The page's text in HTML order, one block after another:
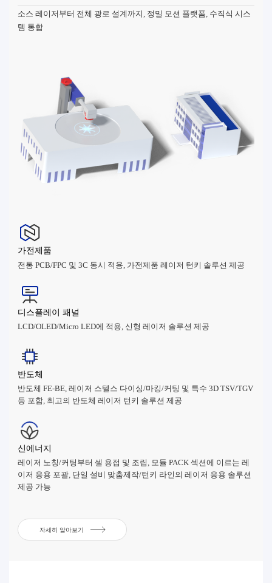
소스 레이저부터 전체 광로 설계까지, 정밀 모션 플랫폼, 수직식 시스
템 통합
가전제품
전통 PCB/FPC 및 3C 동시 적용, 가전제품 레이저 턴키 솔루션 제공
디스플레이 패널
LCD/OLED/Micro LED에 적용, 신형 레이저 솔루션 제공
반도체
반도체 FE-BE, 레이저 스텔스 다이싱/마킹/커팅 및 특수 3D TSV/TGV
등 포함, 최고의 반도체 레이저 턴키 솔루션 제공
신에너지
레이저 노칭/커팅부터 셀 용접 및 조립, 모듈 PACK 섹션에 이르는 레
이저 응용 포괄, 단일 설비 맞춤제작/턴키 라인의 레이저 응용 솔루션
제공 가능
자세히 알아보기